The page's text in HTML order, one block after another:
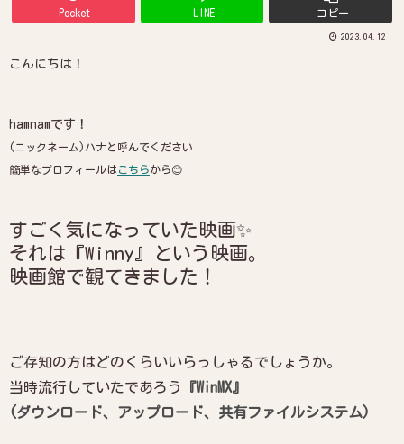
Pocket LINE コピー
2023.04.12
こんにちは！
hamnamです！
(ニックネーム)ハナと呼んでください
簡単なプロフィールは こちらから😊
すごく気になっていた映画✨
それは『Winny』という映画。
映画館で観てきました！
ご存知の方はどのくらいいらっしゃるでしょうか。
当時流行していたであろう
『WinMX』
(ダウンロード、アップロード、共有ファイルシステム)